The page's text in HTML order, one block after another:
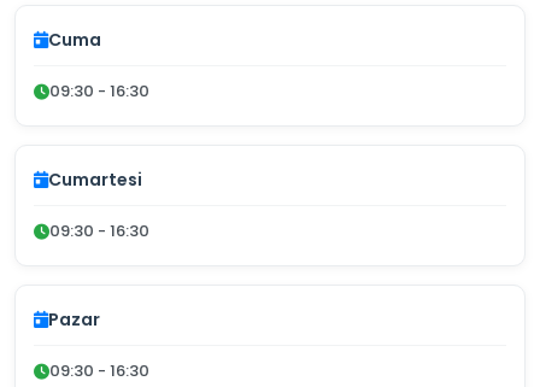
Cuma
09:30 - 16:30
Cumartesi
09:30 - 16:30
Pazar
09:30 - 16:30